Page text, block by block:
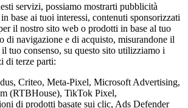
servizi, possiamo mostrarti pubblicità
base ai tuoi interessi, contenuti sponsorizzati
il nostro sito web o prodotti in base al tuo
di navigazione e di acquisto, misurandone il
il tuo consenso, su questo sito utilizziamo i
di terze parti:
Criteo, Meta-Pixel, Microsoft Advertising,
(RTBHouse), TikTok Pixel,
di prodotti basate sui clic, Ads Defender